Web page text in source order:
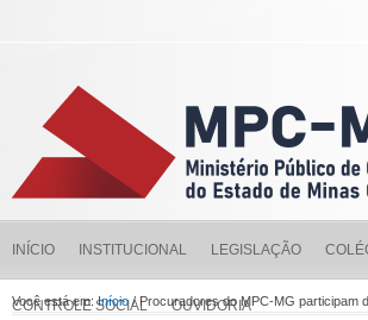
INÍCIO INSTITUCIONAL LEGISLAÇÃO
CONTROLE SOCIAL OUVIDORIA
Você está em:Início/ Procuradores do MPC-MG participam